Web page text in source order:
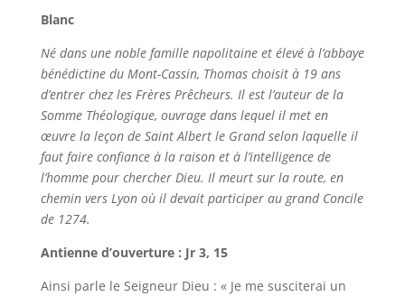
Blanc
Né dans une noble famille napolitaine et élevé à l’abbaye
bénédictine du Mont-Cassin, Thomas choisit à 19 ans
d’entrer chez les Frères Prêcheurs. Il est l’auteur de la
Somme Théologique, ouvrage dans lequel il met en
œuvre la leçon de Saint Albert le Grand selon laquelle il
faut faire confiance à la raison et à l’intelligence de
l’homme pour chercher Dieu. Il meurt sur la route, en
chemin vers Lyon où il devait participer au grand Concile
de 1274.
Antienne d’ouverture : Jr 3, 15
Ainsi parle le Seigneur Dieu : « Je me susciterai un